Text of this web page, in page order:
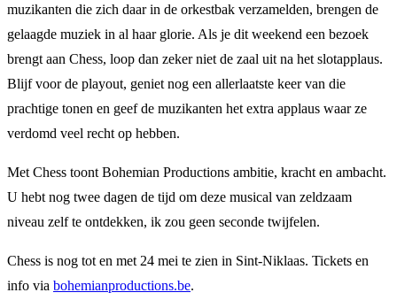
muzikanten die zich daar in de orkestbak verzamelden, brengen de
gelaagde muziek in al haar glorie. Als je dit weekend een bezoek
brengt aan Chess, loop dan zeker niet de zaal uit na het slotapplaus.
Blijf voor de playout, geniet nog een allerlaatste keer van die
prachtige tonen en geef de muzikanten het extra applaus waar ze
verdomd veel recht op hebben.
Met Chess toont Bohemian Productions ambitie, kracht en ambacht.
U hebt nog twee dagen de tijd om deze musical van zeldzaam
niveau zelf te ontdekken, ik zou geen seconde twijfelen.
Chess is nog tot en met 24 mei te zien in Sint-Niklaas. Tickets en
info via bohemianproductions.be.